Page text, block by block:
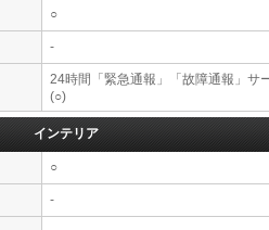
○
-
24時間「緊急通報」「故障通報」サ
(○)
インテリア
○
-